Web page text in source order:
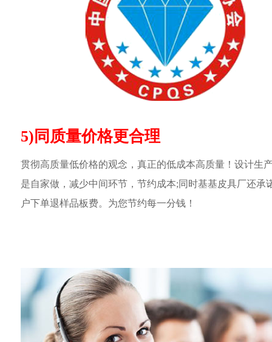
5)同质量价格更合理
贯彻高质量低价格的观念，真正的低成本高质量！设计生
是自家做，减少中间环节，节约成本;同时基基皮具厂还承
户下单退样品板费。为您节约每一分钱！